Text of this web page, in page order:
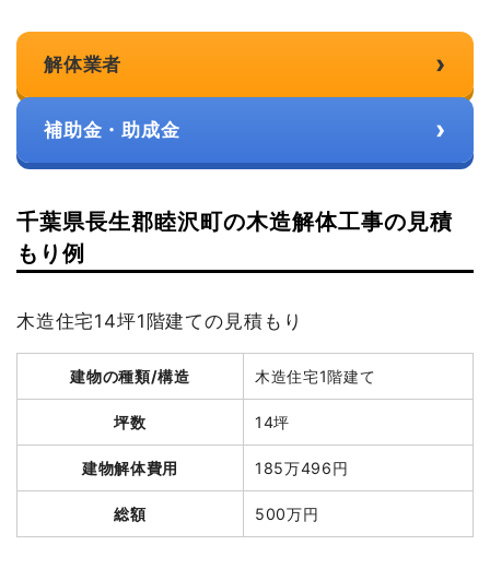
解体業者 ›
補助金・助成金 ›
千葉県長生郡睦沢町の木造解体工事の見積
もり例
木造住宅14坪1階建ての見積もり
建物の種類/構造 木造住宅1階建て
坪数 14坪
建物解体費用 185万496円
総額 500万円